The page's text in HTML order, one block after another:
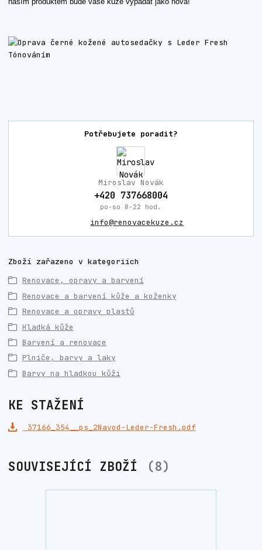
Potřebujete poradit?
Miroslav Novák
+420 737668004
po-so 8-22 hod.
info@renovacekuze.cz
Zboží zařazeno v kategoriích
Renovace, opravy a barvení
Renovace a barvení kůže a koženky
Renovace a opravy plastů
Hladká kůže
Barvení a renovace
Plniče, barvy a laky
Barvy na hladkou kůži
KE STAŽENÍ
37166_354__ps_2Navod-Leder-Fresh.pdf
SOUVISEJÍCÍ ZBOŽÍ 8